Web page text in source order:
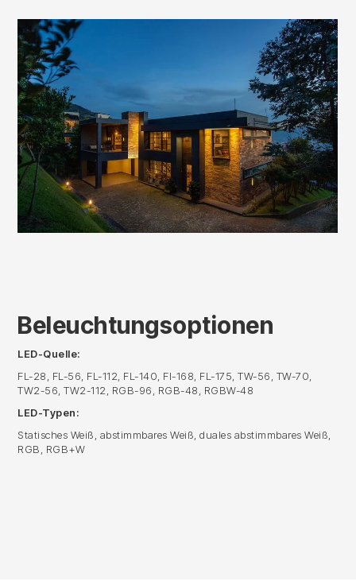
Beleuchtungsoptionen
LED-Quelle:
FL-28, FL-56, FL-112, FL-140, Fl-168, FL-175, TW-56, TW-70,
TW2-56, TW2-112, RGB-96, RGB-48, RGBW-48
LED-Typen:
Statisches Weiß, abstimmbares Weiß, duales abstimmbares Weiß,
RGB, RGB+W